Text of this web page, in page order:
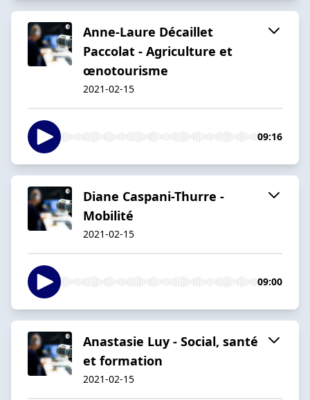
Anne-Laure Décaillet
Paccolat - Agriculture et
œnotourisme
2021-02-15
09:16
Diane Caspani-Thurre -
Mobilité
2021-02-15
09:00
Anastasie Luy - Social, santé
et formation
2021-02-15